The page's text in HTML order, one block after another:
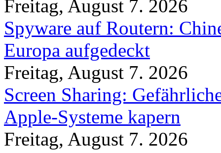
Freitag, August 7. 2026
Spyware auf Routern:
Europa aufgedeckt
Freitag, August 7. 2026
Screen Sharing:
Apple-Systeme kapern
Freitag, August 7. 2026